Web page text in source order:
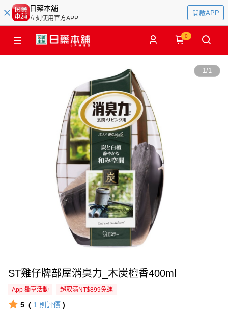
日藥本舖
立刻使用官方APP
開啟APP
0
1/1
ST雞仔牌部屋消臭力_木炭檀香400ml
App 獨享活動 超取滿NT$899免運
5 ( 1 則評價 )